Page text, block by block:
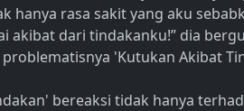
hanya rasa sakit yang aku
akibat dari tindakanku!” dia
'Kutukan Akibat
bereaksi tidak hanya